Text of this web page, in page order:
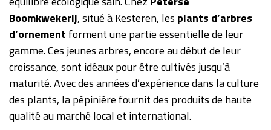
Boomkwekerij, situé à Kesteren, les plants d’arbres
d’ornement forment une partie essentielle de leur
gamme. Ces jeunes arbres, encore au début de leur
croissance, sont idéaux pour être cultivés jusqu’à
maturité. Avec des années d’expérience dans la culture
des plants, la pépinière fournit des produits de haute
qualité au marché local et international.